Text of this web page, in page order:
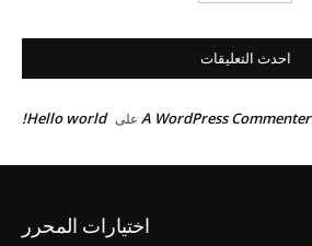
احدث التعليقات
A WordPress Commenter على Hello world!
اختيارات المحرر